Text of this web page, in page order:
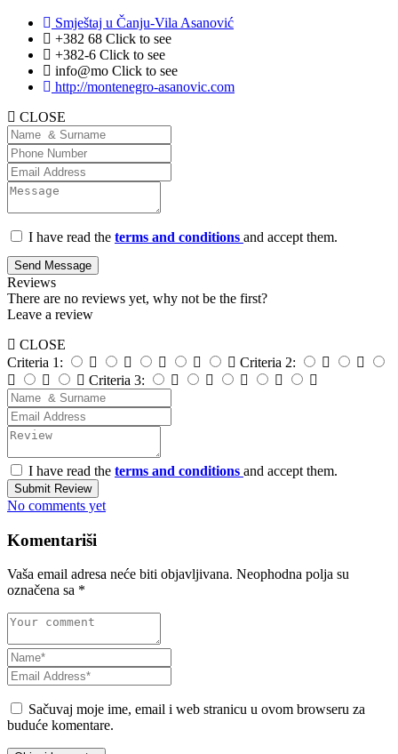
Smještaj u Čanju-Vila Asanović
+382 68 Click to see
+382-6 Click to see
info@mo Click to see
http://montenegro-asanovic.com
CLOSE
I have read the terms and conditions and accept them.
Send Message
Reviews
There are no reviews yet, why not be the first?
Leave a review
CLOSE
Criteria 1:
Criteria 2:
Criteria 3:
I have read the terms and conditions and accept them.
Submit Review
No comments yet
Komentariši
Vaša email adresa neće biti objavljivana. Neophodna polja su
označena sa *
Sačuvaj moje ime, email i web stranicu u ovom browseru za
buduće komentare.